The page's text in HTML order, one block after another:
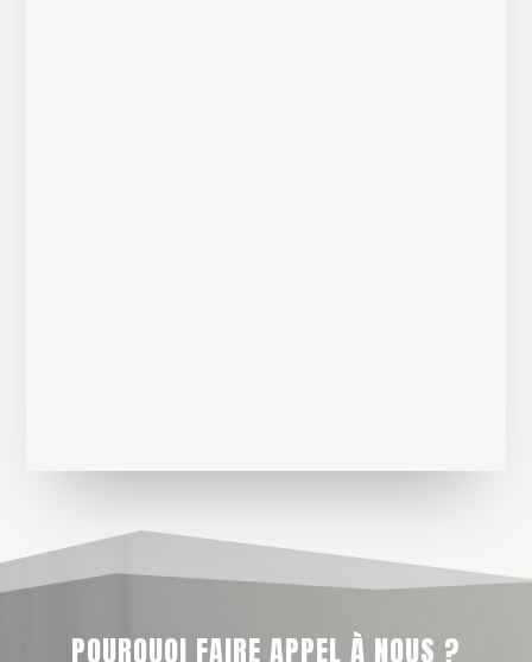
POURQUOI FAIRE APPEL À NOUS ?